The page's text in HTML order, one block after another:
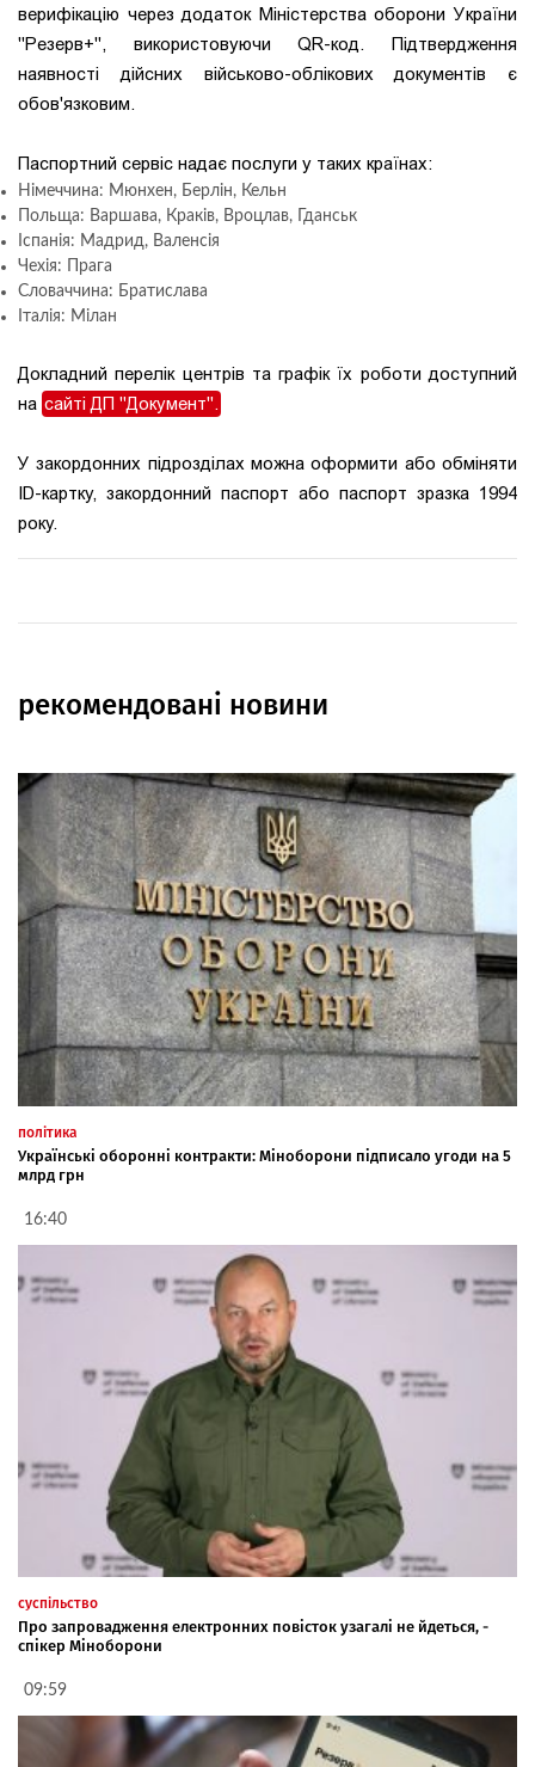
верифікацію через додаток Міністерства оборони України
"Резерв+", використовуючи QR-код. Підтвердження
наявності дійсних військово-облікових документів є
обов'язковим.
Паспортний сервіс надає послуги у таких країнах:
Німеччина: Мюнхен, Берлін, Кельн
Польща: Варшава, Краків, Вроцлав, Гданськ
Іспанія: Мадрид, Валенсія
Чехія: Прага
Словаччина: Братислава
Італія: Мілан
Докладний перелік центрів та графік їх роботи доступний
на сайті ДП "Документ".
У закордонних підрозділах можна оформити або обміняти
ID-картку, закордонний паспорт або паспорт зразка 1994
року.
рекомендовані новини
політика
Українські оборонні контракти: Міноборони підписало угоди на 5
млрд грн
16:40
суспільство
Про запровадження електронних повісток узагалі не йдеться, -
спікер Міноборони
09:59